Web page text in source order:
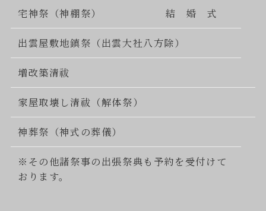
宅神祭（神棚祭） 結 婚 式
出雲屋敷地鎮祭（出雲大社八方除）
増改築清祓
家屋取壊し清祓（解体祭）
神葬祭（神式の葬儀）
※その他諸祭事の出張祭典も予約を受付けて
おります。